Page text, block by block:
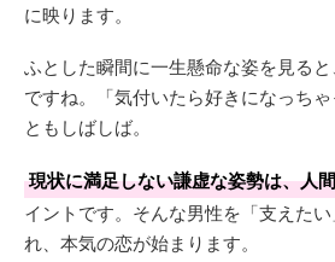
に映ります。
ふとした瞬間に一生懸命な姿を見る
ですね。「気付いたら好きになっち
ともしばしば。
現状に満足しない謙虚な姿勢は、人
イントです。そんな男性を「支えた
れ、本気の恋が始まります。